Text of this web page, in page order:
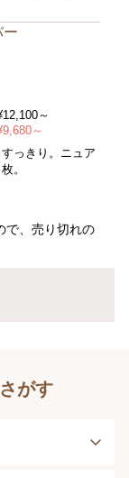
ー
12,100～
9,680～
っきり。ニュア
。
で、売り切れの
がす